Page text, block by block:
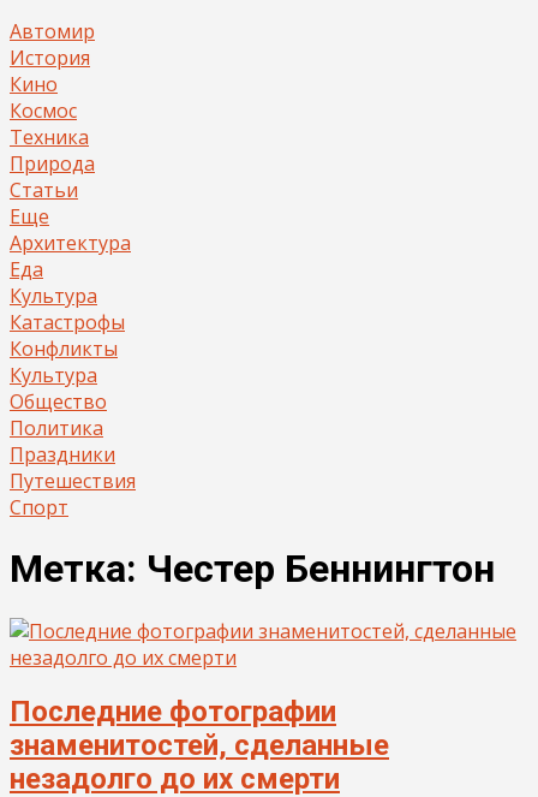
Автомир
История
Кино
Космос
Техника
Природа
Статьи
Еще
Архитектура
Еда
Культура
Катастрофы
Конфликты
Культура
Общество
Политика
Праздники
Путешествия
Спорт
Метка: Честер Беннингтон
Последние фотографии
знаменитостей, сделанные
незадолго до их смерти